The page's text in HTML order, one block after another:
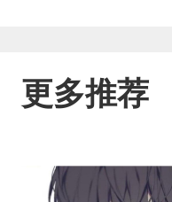
更多推荐